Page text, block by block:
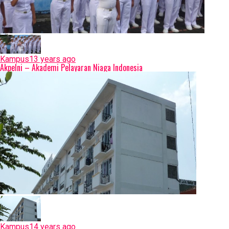
rahmat petuguran
Kampus13 years ago
Akpelni – Akademi Pelayaran Niaga Indonesia
Kampus14 years ago